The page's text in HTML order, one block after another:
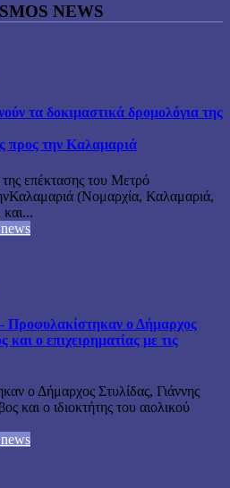
NEWS
τα δοκιμαστικά δρομολόγια της
προς την Καλαμαριά
επέκτασης του Μετρό
(Νομαρχία, Καλαμαριά,
Προφυλακίστηκαν ο Δήμαρχος
και ο επιχειρηματίας με τις
ο Δήμαρχος Στυλίδας, Γιάννης
και ο ιδιοκτήτης του αιολικού